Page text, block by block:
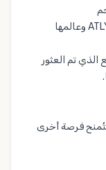
تم العثور
ستُمنح فرصة أخرى